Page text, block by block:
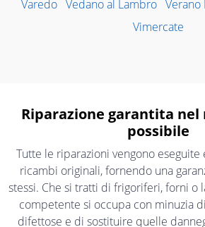
Varedo Vedano al Lambro Verano
Vimercate
Riparazione garantita
possibile
Tutte le riparazioni vengono eseguite
ricambi originali, fornendo una
stessi. Che si tratti di frigoriferi, forni o
competente si occupa con minuzia
difettose e di sostituire quelle